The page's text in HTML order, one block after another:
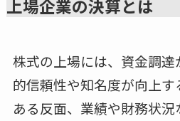
上場企業の決算とは
株式の上場には、資金調
的信頼性や知名度が向上
ある反面、業績や財務状